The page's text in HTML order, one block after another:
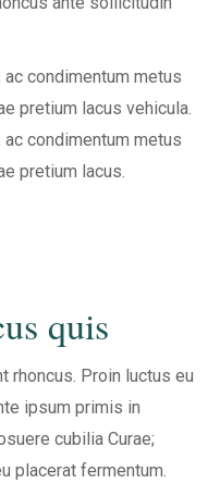
condimentum metus
pretium lacus vehicula.
condimentum metus
pretium lacus.
quis
rhoncus. Proin luctus eu
ipsum primis in
cubilia Curae;
placerat fermentum.